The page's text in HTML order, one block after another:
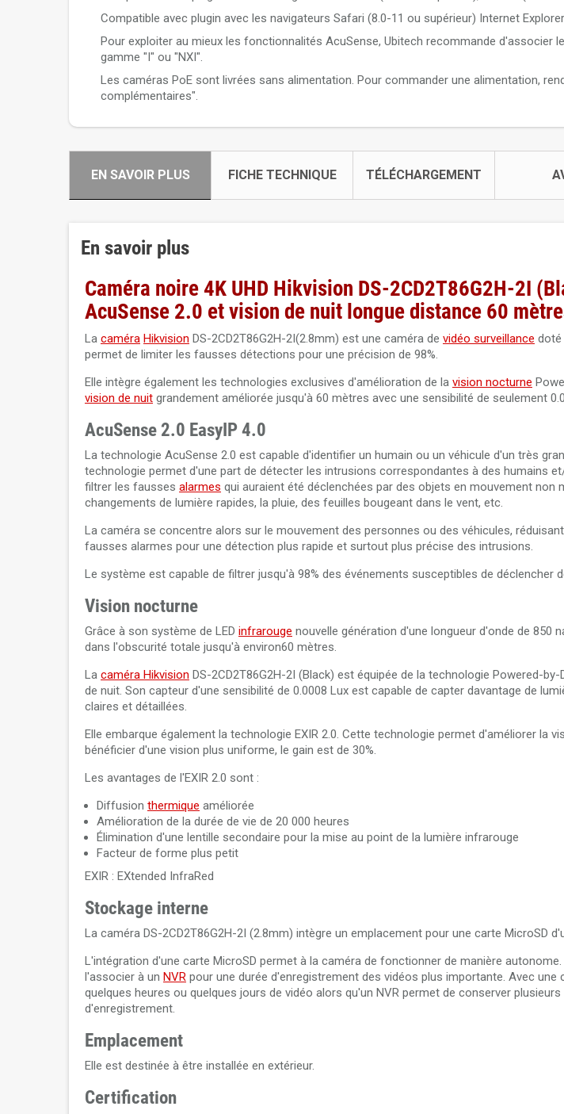
Compatible avec plugin avec les navigateurs Safari (8.0-11 ou supérieur) Internet
Pour exploiter au mieux les fonctionnalités AcuSense, Ubitech recommande d'associer
gamme "I" ou "NXI".
Les caméras PoE sont livrées sans alimentation. Pour commander une alimentation,
complémentaires".
EN SAVOIR PLUS FICHE TECHNIQUE TÉLÉCHARGEMENT
En savoir plus
Caméra noire 4K UHD Hikvision DS-2CD2T86G2H-2I
AcuSense 2.0 et vision de nuit longue distance 60
La caméra Hikvision DS-2CD2T86G2H-2I(2.8mm) est une caméra de vidéo surveillance doté
permet de limiter les fausses détections pour une précision de 98%.
Elle intègre également les technologies exclusives d'amélioration de la vision nocturne
vision de nuit grandement améliorée jusqu'à 60 mètres avec une sensibilité de seulement
AcuSense 2.0 EasyIP 4.0
La technologie AcuSense 2.0 est capable d'identifier un humain ou un véhicule d'un très
technologie permet d'une part de détecter les intrusions correspondantes à des humains
filtrer les fausses alarmes qui auraient été déclenchées par des objets en mouvement non
changements de lumière rapides, la pluie, des feuilles bougeant dans le vent, etc.
La caméra se concentre alors sur le mouvement des personnes ou des véhicules,
fausses alarmes pour une détection plus rapide et surtout plus précise des intrusions.
Le système est capable de filtrer jusqu'à 98% des événements susceptibles de déclencher
Vision nocturne
Grâce à son système de LED infrarouge nouvelle génération d'une longueur d'onde de 850
dans l'obscurité totale jusqu'à environ60 mètres.
La caméra Hikvision DS-2CD2T86G2H-2I (Black) est équipée de la technologie Powered-
de nuit. Son capteur d'une sensibilité de 0.0008 Lux est capable de capter davantage de
claires et détaillées.
Elle embarque également la technologie EXIR 2.0. Cette technologie permet d'améliorer la
bénéficier d'une vision plus uniforme, le gain est de 30%.
Les avantages de l'EXIR 2.0 sont :
Diffusion thermique améliorée
Amélioration de la durée de vie de 20 000 heures
Élimination d'une lentille secondaire pour la mise au point de la lumière infrarouge
Facteur de forme plus petit
EXIR : EXtended InfraRed
Stockage interne
La caméra DS-2CD2T86G2H-2I (2.8mm) intègre un emplacement pour une carte MicroSD
L'intégration d'une carte MicroSD permet à la caméra de fonctionner de manière
l'associer à un NVR pour une durée d'enregistrement des vidéos plus importante. Avec une
quelques heures ou quelques jours de vidéo alors qu'un NVR permet de conserver
d'enregistrement.
Emplacement
Elle est destinée à être installée en extérieur.
Certification